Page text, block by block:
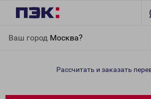
Ваш город Москва?
Дагестан
Рассчитать и заказать